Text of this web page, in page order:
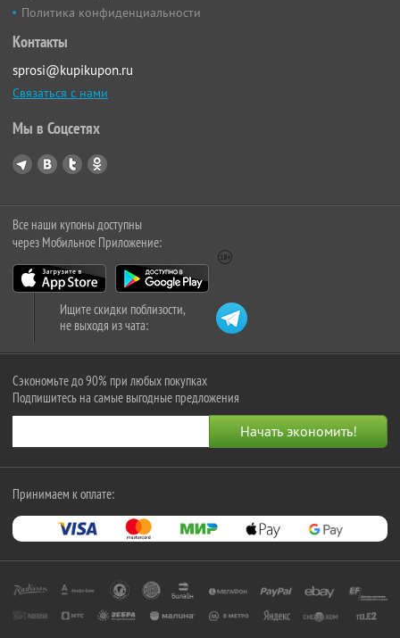
Политика конфиденциальности
Контакты
sprosi@kupikupon.ru
Связаться с нами
Мы в Соцсетях
Все наши купоны доступны
через Мобильное Приложение:
Ищите скидки поблизости,
не выходя из чата:
Сэкономьте до 90% при любых покупках
Подпишитесь на самые выгодные предложения
Принимаем к оплате: